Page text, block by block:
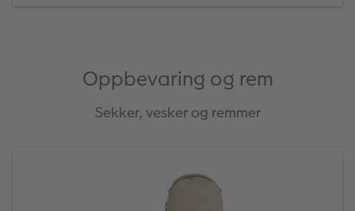
Oppbevaring og rem
Sekker, vesker og remmer